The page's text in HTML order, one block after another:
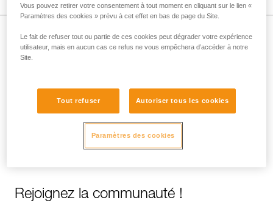
Abonnez-vous à la newsletter
Rejoignez la communauté !
Vous pouvez retirer votre consentement à tout moment en cliquant sur le lien «
Paramètres des cookies » prévu à cet effet en bas de page du Site.
Le fait de refuser tout ou partie de ces cookies peut dégrader votre expérience
utilisateur, mais en aucun cas ce refus ne vous empêchera d’accéder à notre
Site.
Tout refuser Autoriser tous les cookies
Paramètres des cookies